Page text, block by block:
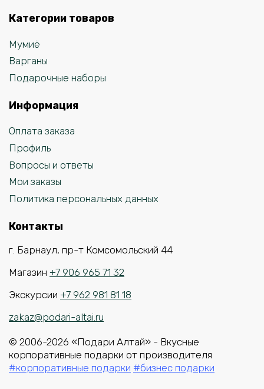
Категории товаров
Мумиё
Варганы
Подарочные наборы
Информация
Оплата заказа
Профиль
Вопросы и ответы
Мои заказы
Политика персональных данных
Контакты
г. Барнаул, пр-т Комсомольский 44
Магазин +7 906 965 71 32
Экскурсии +7 962 981 81 18
zakaz@podari-altai.ru
© 2006-2026 «Подари Алтай» - Вкусные
корпоративные подарки от производителя
#корпоративные подарки #бизнес подарки